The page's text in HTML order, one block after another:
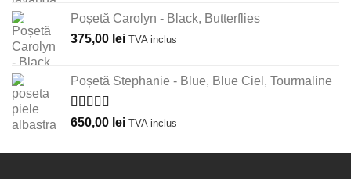
Poșetă Carolyn - Black, Butterflies
375,00 lei TVA inclus
Poșetă Stephanie - Blue, Blue Ciel, Tourmaline
Evaluat la
din 5
650,00 lei TVA inclus